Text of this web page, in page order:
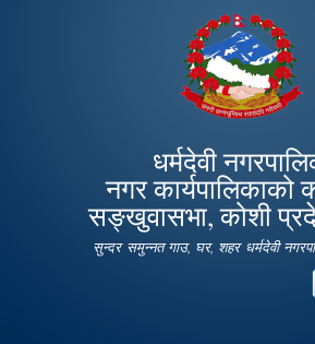
main
content
धर्मदेवी
नगर कार्यपालिकाको
सङ्खुवासभा, कोशी
सुन्दर समुन्नत गाउ, घर, शहर धर्मदेवी